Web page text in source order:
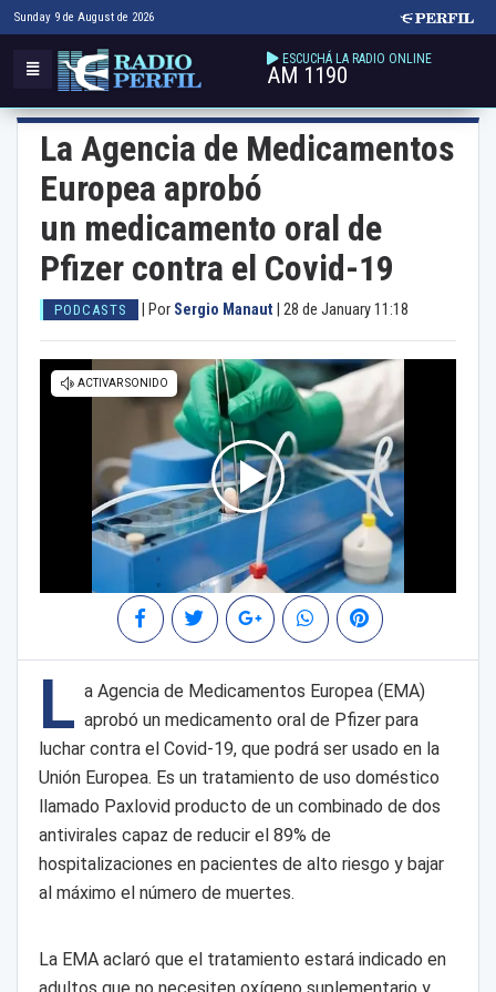
Sunday 9 de August de 2026
ESCUCHÁ LA RADIO ONLINE
AM 1190
La Agencia de Medicamentos
Europea aprobó
un medicamento oral de
Pfizer contra el Covid-19
PODCASTS Por Sergio Manaut 28 de January 11:18
L a Agencia de Medicamentos Europea (EMA)
aprobó un medicamento oral de Pfizer para
luchar contra el Covid-19, que podrá ser usado en la
Unión Europea. Es un tratamiento de uso doméstico
llamado Paxlovid producto de un combinado de dos
antivirales capaz de reducir el 89% de
hospitalizaciones en pacientes de alto riesgo y bajar
al máximo el número de muertes.
La EMA aclaró que el tratamiento estará indicado en